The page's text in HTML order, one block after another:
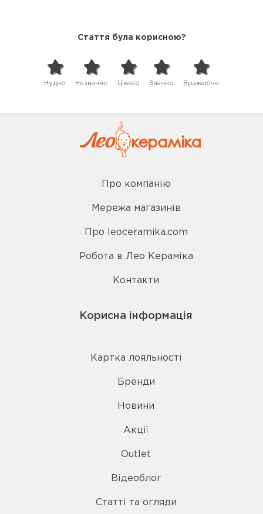
Стаття була корисною?
Нудно Незначно Цікаво Значно Вражаюче
Про компанію
Мережа магазинів
Про leoceramika.com
Робота в Лео Кераміка
Контакти
Корисна інформація
Картка лояльності
Бренди
Новини
Акції
Outlet
Відеоблог
Статті та огляди